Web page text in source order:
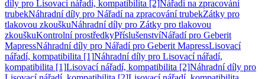
díly pro Lisovací nářadí, kompatibilita [2]Nářadí na zpracování
trubekNáhradní díly pro Nářadí na zpracování trubekZátky pro
tlakovou zkouškuNáhradní díly pro Zátky pro tlakovou
zkouškuKontrolní prostředkyPříslušenstvíNářadí pro Geberit
MapressNáhradní díly pro Nářadí pro Geberit MapressLisovací
nářadí, kompatibilita [1]Náhradní díly pro Lisovací nářadí,
kompatibilita [1]Lisovací nářadí, kompatibilita [2]Náhradní díly pro